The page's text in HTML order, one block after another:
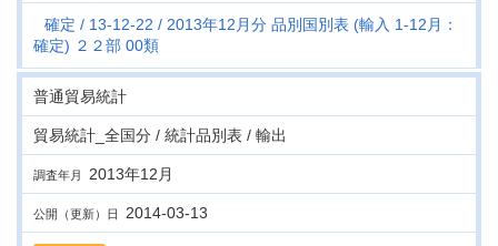
確定 13-12-22
2013年12月分 品別国別表 (輸入 1-12月：
確定) ２２部 00類
普通貿易統計
貿易統計_全国分 / 統計品別表 / 輸出
調査年月 2013年12月
公開（更新）日 2014-03-13